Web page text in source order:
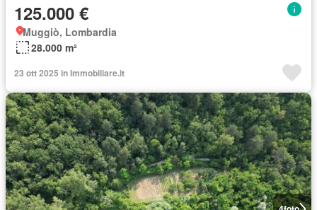
125.000 €
Muggiò, Lombardia
28.000 m²
23 ott 2025 in Immobiliare.it